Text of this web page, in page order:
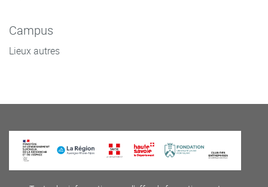
Campus
Lieux autres